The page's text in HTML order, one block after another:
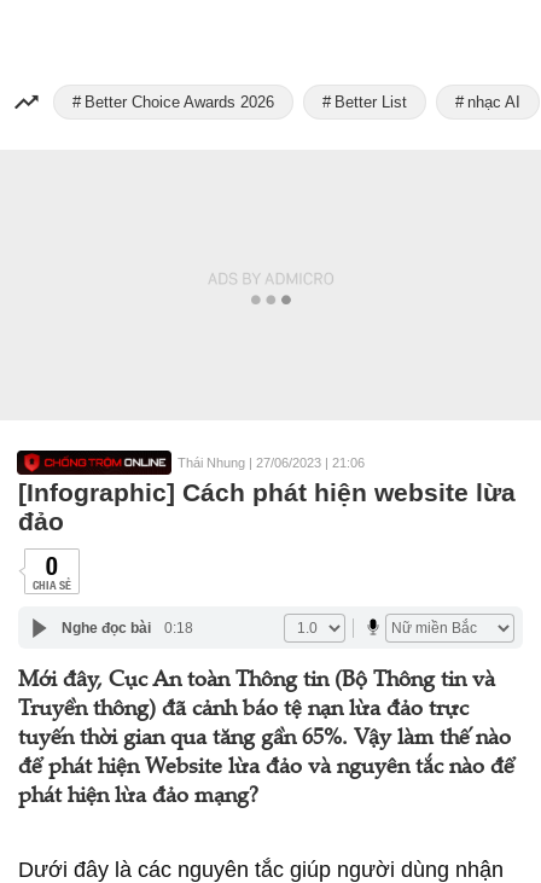
Better Choice Awards 2026 Better List nhạc AI
Thái Nhung | 27/06/2023 | 21:06
[Infographic] Cách phát hiện website lừa
đảo
0
CHIA SẺ
Nghe đọc bài 0:18
Mới đây, Cục An toàn Thông tin (Bộ Thông tin và
Truyền thông) đã cảnh báo tệ nạn lừa đảo trực
tuyến thời gian qua tăng gần 65%. Vậy làm thế nào
để phát hiện Website lừa đảo và nguyên tắc nào để
phát hiện lừa đảo mạng?
Dưới đây là các nguyên tắc giúp người dùng nhận